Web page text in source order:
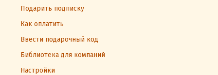
Подарить подписку
Как оплатить
Ввести подарочный код
Библиотека для компаний
Настройки